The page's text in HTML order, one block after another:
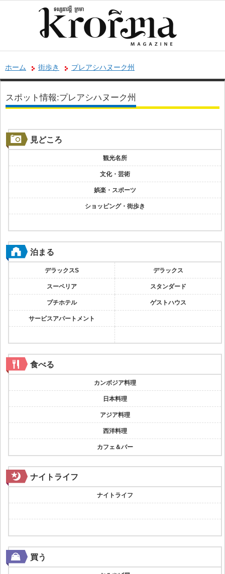
ホーム 街歩き プレアシハヌーク州
スポット情報:プレアシハヌーク州
見どころ
観光名所
文化・芸術
娯楽・スポーツ
ショッピング・街歩き
泊まる
デラックスS デラックス
スーペリア スタンダード
プチホテル ゲストハウス
サービスアパートメント
食べる
カンボジア料理
日本料理
アジア料理
西洋料理
カフェ＆バー
ナイトライフ
ナイトライフ
買う